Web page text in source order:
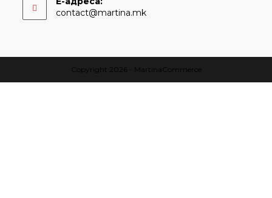
contact@martina.mk
Copyright 2026 - MartinaCommerce